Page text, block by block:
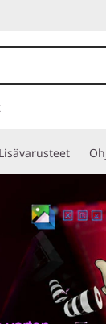
Lisävarusteet